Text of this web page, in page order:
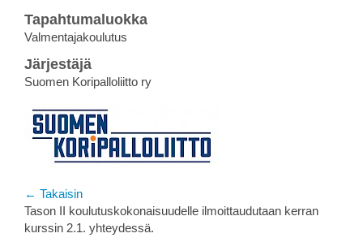
Tapahtumaluokka
Valmentajakoulutus
Järjestäjä
Suomen Koripalloliitto ry
← Takaisin
Tason II koulutuskokonaisuudelle ilmoittaudutaan kerran
kurssin 2.1. yhteydessä.